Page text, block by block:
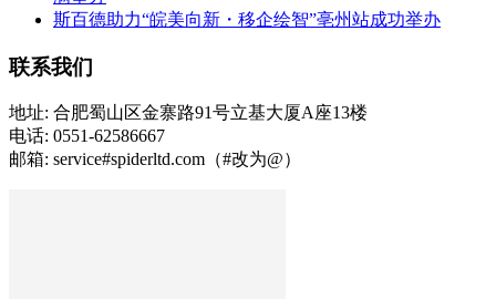
斯百德助力“皖美向新・移企绘智”亳州站成功举办
联系我们
地址: 合肥蜀山区金寨路91号立基大厦A座13楼
电话: 0551-62586667
邮箱: service#spiderltd.com（#改为@）